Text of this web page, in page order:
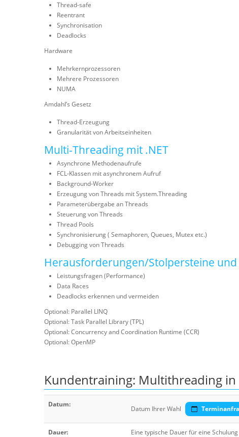
Thread-safe
Reentrant
Synchronisation
Deadlocks
Hardware
Mehrkernprozessoren
Mehrere Prozessoren
NUMA
Amdahl’s Gesetz
Thread-Erzeugung
Granularität von Arbeitseinheiten
Multi-Threading mit .NET
Asynchrone Methodenaufrufe
FCL-Klassen mit asynchronem Aufruf
Background-Worker
Erzeugung von Threads mit System.Threading
Parameterübergabe an Threads
Steuerung von Threads
Thread Pools
Synchronisierung ( Semaphoren, Queues, Mutex etc.)
Debugging von Threads
Herausforderungen/Stolpersteine
Leistungsfragen (Performance)
Data Races
Deadlocks erkennen und vermeiden
Optional: Parallel LINQ
Optional: Task Parallel Library (TPL)
Optional: Concurrency and Coordination Runtime (CCR)
Optional: OpenMP
Kundentraining: Multithreading in
Datum:
Datum Ihrer Wahl
Dauer: Eine typische Dauer für eine